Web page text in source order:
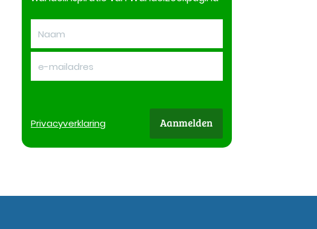
Privacyverklaring Aanmelden